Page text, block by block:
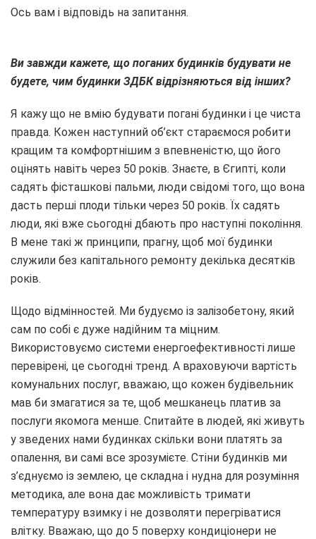
Ось вам і відповідь на запитання.
Ви завжди кажете, що поганих будинків будувати не
будете, чим будинки ЗДБК відрізняються від інших?
Я кажу що не вмію будувати погані будинки і це чиста
правда. Кожен наступний об’єкт стараємося робити
кращим та комфортнішим з впевненістю, що його
оцінять навіть через 50 років. Знаєте, в Єгипті, коли
садять фісташкові пальми, люди свідомі того, що вона
дасть перші плоди тільки через 50 років. Їх садять
люди, які вже сьогодні дбають про наступні покоління.
В мене такі ж принципи, прагну, щоб мої будинки
служили без капітального ремонту декілька десятків
років.
Щодо відмінностей. Ми будуємо із залізобетону, який
сам по собі є дуже надійним та міцним.
Використовуємо системи енергоефективності лише
перевірені, це сьогодні тренд. А враховуючи вартість
комунальних послуг, вважаю, що кожен будівельник
мав би змагатися за те, щоб мешканець платив за
послуги якомога менше. Спитайте в людей, які живуть
у зведених нами будинках скільки вони платять за
опалення, ви самі все зрозумієте. Стіни будинків ми
з’єднуємо із землею, це складна і нудна для розуміння
методика, але вона дає можливість тримати
температуру взимку і не дозволяти перегріватися
влітку. Вважаю, що до 5 поверху кондиціонери не